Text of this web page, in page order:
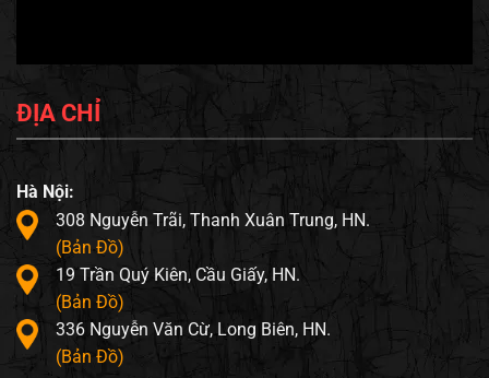
ĐỊA CHỈ
Hà Nội:
308 Nguyễn Trãi, Thanh Xuân Trung, HN.
(Bản Đồ)
19 Trần Quý Kiên, Cầu Giấy, HN.
(Bản Đồ)
336 Nguyễn Văn Cừ, Long Biên, HN.
(Bản Đồ)